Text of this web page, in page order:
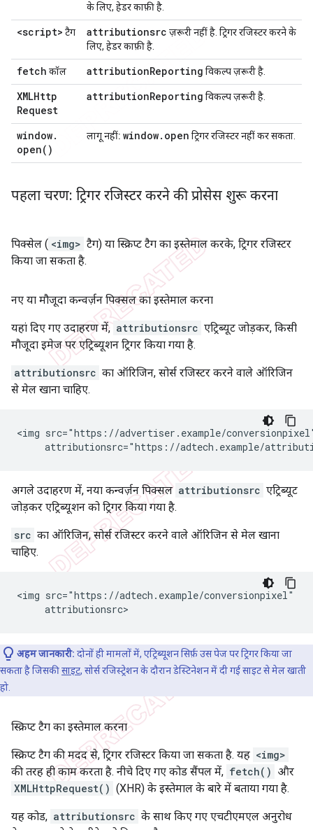
के लिए, हेडर काफ़ी है.
<script> टैग attributionsrc ज़रूरी नहीं है . ट्रिगर रजिस्टर करने के
लिए, हेडर काफ़ी है.
fetch कॉल attributionReporting विकल्पज़रूरी है
XMLHttp
Request
attributionReporting विकल्पज़रूरी है
window.
open( )
लागू नहीं: window. open ट्रिगर रजिस्टर नहीं कर सकता.
पहला चरण: ट्रिगर रजिस्टर करने की प्रोसेस शुरू करना
पिक्सेल ( <img> टैग) या स्क्रिप्ट टैग का इस्तेमाल करके, ट्रिगर रजिस्टर
किया जा सकता है.
नए या मौजूदा कन्वर्ज़न पिक्सल का इस्तेमाल करना
यहां दिए गए उदाहरण में, attributionsrc एट्रिब्यूट जोड़कर, किसी
मौजूदा इमेज पर एट्रिब्यूशन ट्रिगर किया गया है.
attributionsrc का ऑरिजिन, सोर्स रजिस्टर करने वाले ऑरिजिन
से मेल खाना चाहिए.
<img src="https://advertiser.example/
अगले उदाहरण में, नया कन्वर्ज़न पिक्सल attributionsrc एट्रिब्यूट
जोड़कर एट्रिब्यूशन को ट्रिगर किया गया है.
src का ऑरिजिन, सोर्स रजिस्टर करने वाले ऑरिजिन से मेल खाना
चाहिए.
<img src="https://adtech.example/conversionpixel"
अहम जानकारी: दोनों ही मामलों में, एट्रिब्यूशन सिर्फ़ उस पेज पर ट्रिगर किया जा
सकता है जिसकीसाइट, सोर्स रजिस्ट्रेशन के दौरान डेस्टिनेशन में दी गई साइट से मेल खाती
हो.
स्क्रिप्ट टैग का इस्तेमाल करना
स्क्रिप्ट टैग की मदद से, ट्रिगर रजिस्टर किया जा सकता है. यह <img>
की तरह ही काम करता है. नीचे दिए गए कोड सैंपल में, fetch() और
XMLHttpRequest() (XHR) के इस्तेमाल के बारे में बताया गया है.
यह कोड, attributionsrc के साथ किए गए एचटीएमएल अनुरोध